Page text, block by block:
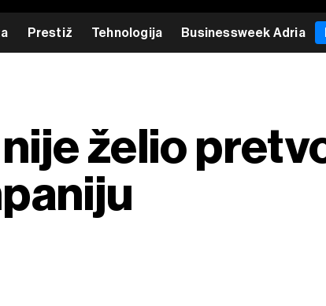
Prestiž Tehnologija Businessweek Adria
želio